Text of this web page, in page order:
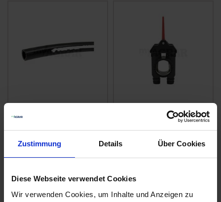
Zustimmung Details Über Cookies
Diese Webseite verwendet Cookies
Wir verwenden Cookies, um Inhalte und Anzeigen zu
Meter
zzgl. MwSt.
18,34 € / St
IN DEN
Alternativhahn
zzgl. MwSt.
136,55 € / St